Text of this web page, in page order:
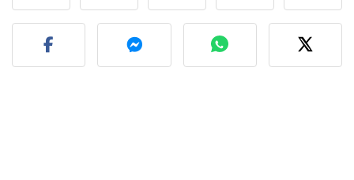
Pubblica la foto di